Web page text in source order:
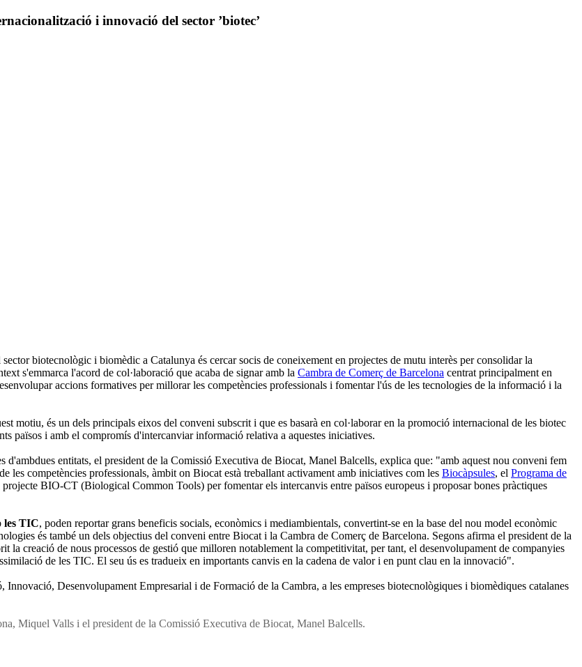
i innovació del sector ’biotec’
biotecnològic i biomèdic a Catalunya és cercar socis de coneixement en projectes de mutu interès per consolidar la
s'emmarca l'acord de col·laboració que acaba de signar amb la Cambra de Comerç de Barcelona centrat principalment en
accions formatives per millorar les competències professionals i fomentar l'ús de les tecnologies de la informació i la
motiu, és un dels principals eixos del conveni subscrit i que es basarà en col·laborar en la promoció internacional de les biotec
països i amb el compromís d'intercanviar informació relativa a aquestes iniciatives.
d'ambdues entitats, el president de la Comissió Executiva de Biocat, Manel Balcells, explica que: "amb aquest nou conveni fem
les competències professionals, àmbit on Biocat està treballant activament amb iniciatives com les Biocàpsules, el Programa de
BIO-CT (Biological Common Tools) per fomentar els intercanvis entre països europeus i proposar bones pràctiques
les TIC, poden reportar grans beneficis socials, econòmics i mediambientals, convertint-se en la base del nou model econòmic
és també un dels objectius del conveni entre Biocat i la Cambra de Comerç de Barcelona. Segons afirma el president de la
la creació de nous processos de gestió que milloren notablement la competitivitat, per tant, el desenvolupament de companyies
de les TIC. El seu ús es tradueix en importants canvis en la cadena de valor i en punt clau en la innovació".
Desenvolupament Empresarial i de Formació de la Cambra, a les empreses biotecnològiques i biomèdiques catalanes
Miquel Valls i el president de la Comissió Executiva de Biocat, Manel Balcells.